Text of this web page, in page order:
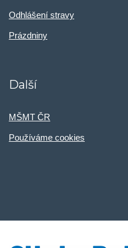
Odhlášení stravy
Prázdniny
Další
MŠMT ČR
Používáme cookies